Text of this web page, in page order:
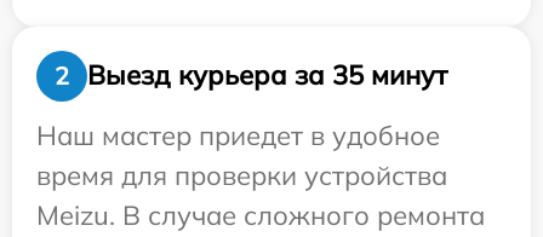
2
Выезд курьера за 35 минут
Наш мастер приедет в удобное
время для проверки устройства
Meizu. В случае сложного ремонта